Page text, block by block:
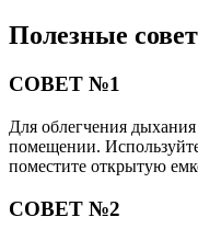
Полезные
СОВЕТ №1
Для облегчения
помещении.
поместите открытую
СОВЕТ №2